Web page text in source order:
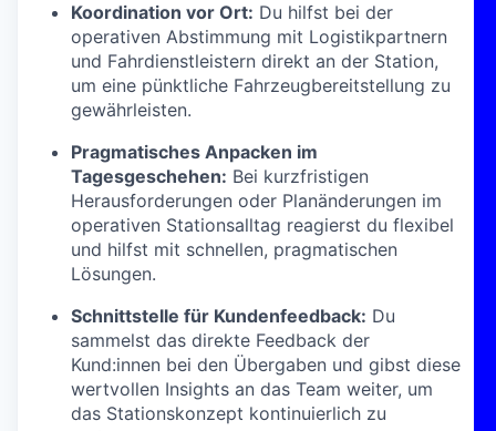
Koordination vor Ort: Du hilfst bei der
operativen Abstimmung mit Logistikpartnern
und Fahrdienstleistern direkt an der Station,
um eine pünktliche Fahrzeugbereitstellung zu
gewährleisten.
Pragmatisches Anpacken im
Tagesgeschehen: Bei kurzfristigen
Herausforderungen oder Planänderungen im
operativen Stationsalltag reagierst du flexibel
und hilfst mit schnellen, pragmatischen
Lösungen.
Schnittstelle für Kundenfeedback: Du
sammelst das direkte Feedback der
Kund:innen bei den Übergaben und gibst diese
wertvollen Insights an das Team weiter, um
das Stationskonzept kontinuierlich zu